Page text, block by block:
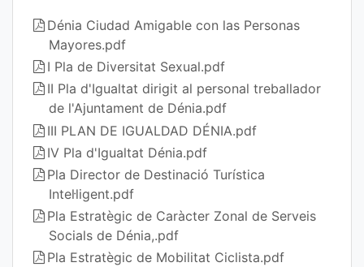
Dénia Ciudad Amigable con las Personas
Mayores.pdf
I Pla de Diversitat Sexual.pdf
II Pla d'Igualtat dirigit al personal treballador
de l'Ajuntament de Dénia.pdf
III PLAN DE IGUALDAD DÉNIA.pdf
IV Pla d'Igualtat Dénia.pdf
Pla Director de Destinació Turística
Intel·ligent.pdf
Pla Estratègic de Caràcter Zonal de Serveis
Socials de Dénia,.pdf
Pla Estratègic de Mobilitat Ciclista.pdf